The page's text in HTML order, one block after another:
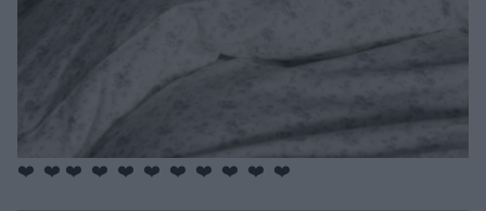
❤️ ❤️ ❤️ ❤️ ❤️ ❤️ ❤️ ❤️ ❤️ ❤️ ❤️